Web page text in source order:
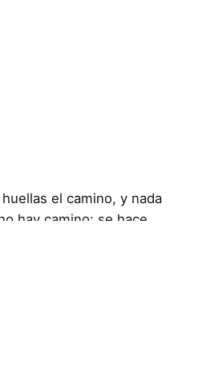
el camino, y nada
hay camino: se hace